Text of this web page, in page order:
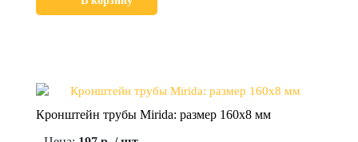
Кронштейн трубы Mirida: размер 160х8 мм